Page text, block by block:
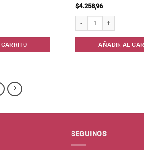
c/Mango 36 cms Cerri cantidad
$4.258,96
Tabla Marmol Calacata
AÑADIR AL
SEGUINOS